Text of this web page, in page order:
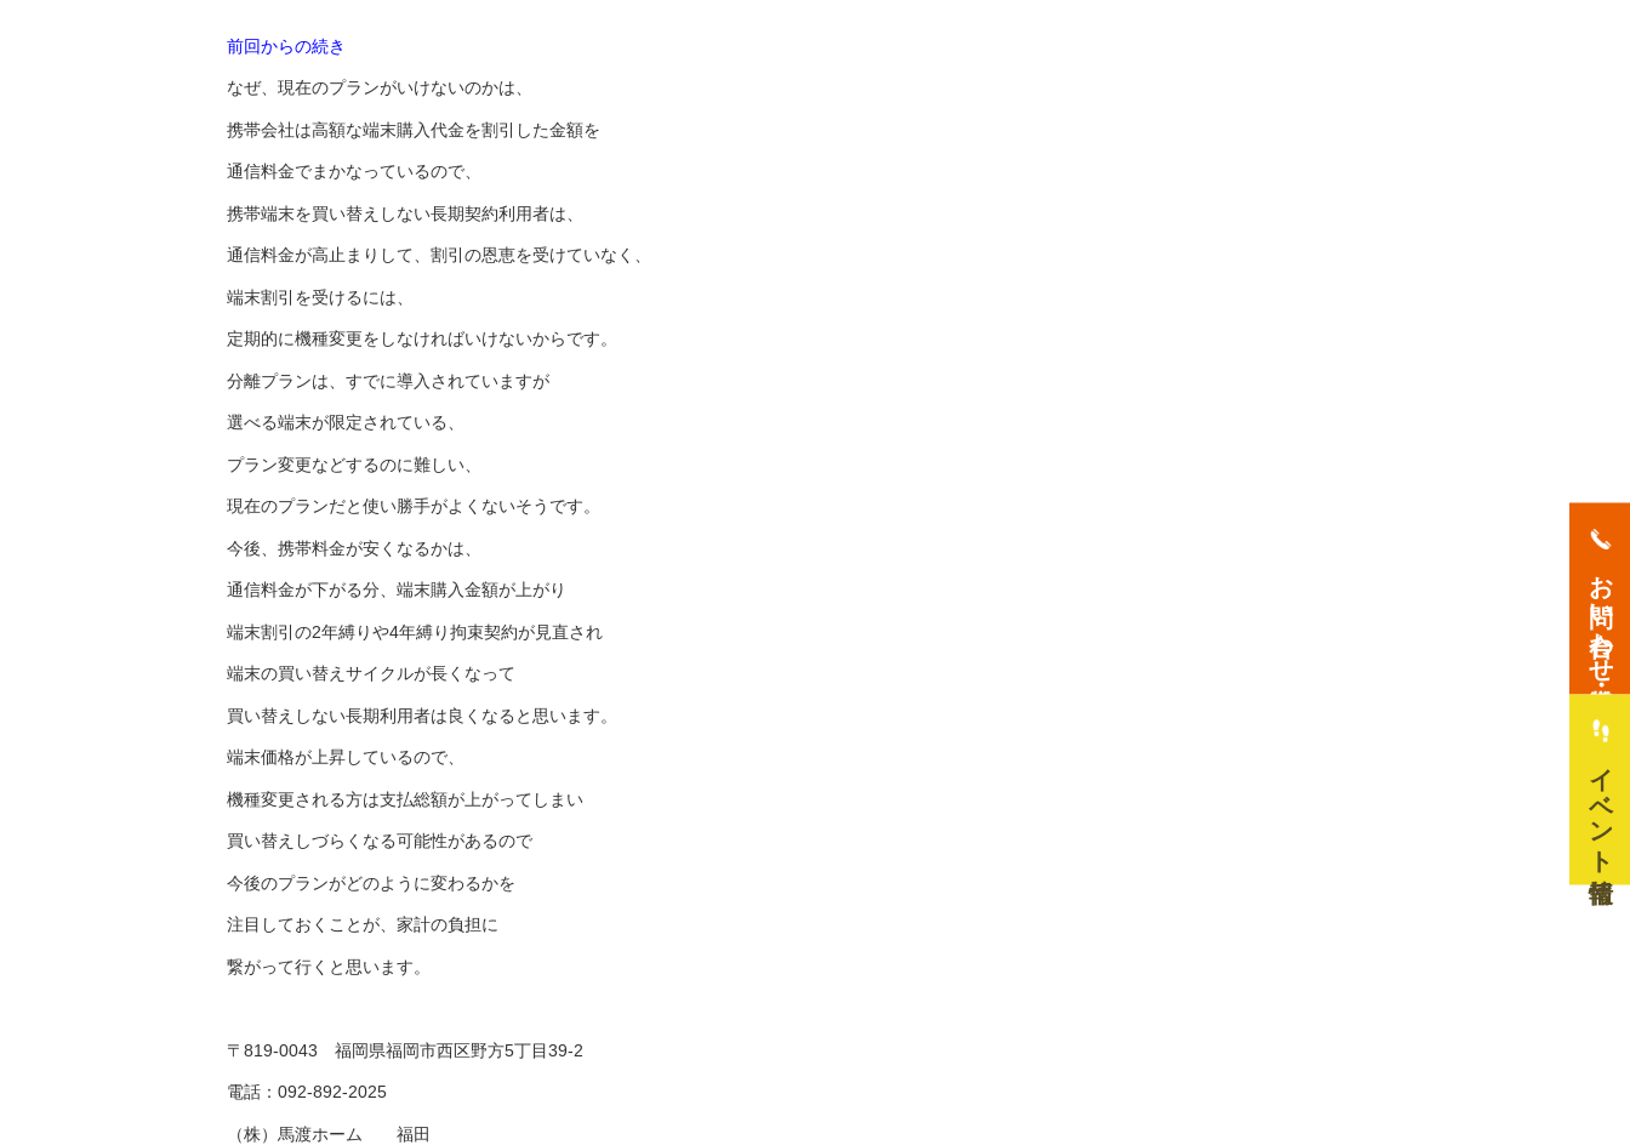
前回からの続き
なぜ、現在のプランがいけないのかは、
携帯会社は高額な端末購入代金を割引した金額を
通信料金でまかなっているので、
携帯端末を買い替えしない長期契約利用者は、
通信料金が高止まりして、割引の恩恵を受けていなく、
端末割引を受けるには、
定期的に機種変更をしなければいけないからです。
分離プランは、すでに導入されていますが
選べる端末が限定されている、
プラン変更などするのに難しい、
現在のプランだと使い勝手がよくないそうです。
今後、携帯料金が安くなるかは、
通信料金が下がる分、端末購入金額が上がり
端末割引の2年縛りや4年縛り拘束契約が見直され
端末の買い替えサイクルが長くなって
買い替えしない長期利用者は良くなると思います。
端末価格が上昇しているので、
機種変更される方は支払総額が上がってしまい
買い替えしづらくなる可能性があるので
今後のプランがどのように変わるかを
注目しておくことが、家計の負担に
繋がって行くと思います。
〒819-0043 福岡県福岡市西区野方5丁目39-2
電話：092-892-2025
（株）馬渡ホーム 福田
お問い合わせ・資料請求
イベント情報